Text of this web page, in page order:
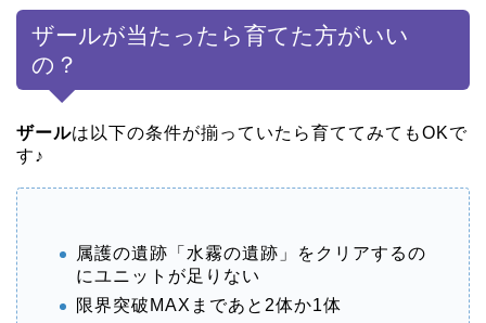
ザールが当たったら育てた方がいい
の？
ザールは以下の条件が揃っていたら育ててみてもOKで
す♪
属護の遺跡「水霧の遺跡」をクリアするの
にユニットが足りない
限界突破MAXまであと2体か1体